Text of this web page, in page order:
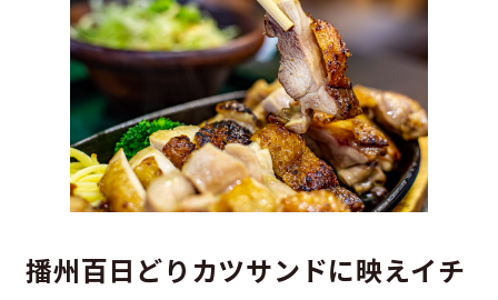
播州百日どりカツサンドに映えイチ